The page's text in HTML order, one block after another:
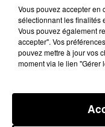
20 juin 2025 - 1 min
L'AGENDA DU
11H00
L'AGENDA
Vous pouvez accepter en
sélectionnant les finalités
Vous pouvez également
accepter". Vos
pouvez mettre à jour vos
moment via le lien "Gérer